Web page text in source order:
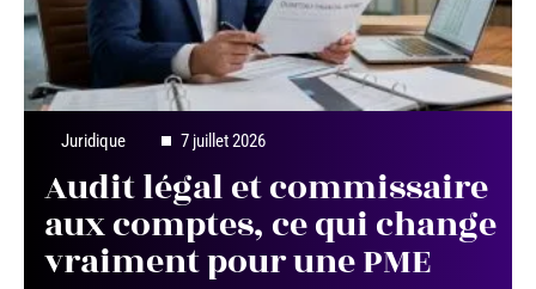
Juridique 7 juillet 2026
Audit légal et commissaire
aux comptes, ce qui change
vraiment pour une PME